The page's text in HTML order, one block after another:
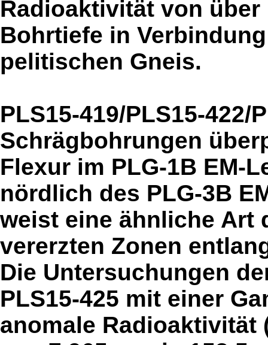
Radioaktivität von über
Bohrtiefe in
pelitischen Gneis.
PLS15-419/PLS15-422/
Schrägbohrungen
Flexur im PLG-1B EM-
nördlich des PLG-3B
weist eine ähnliche Art
vererzten Zonen
Die Untersuchungen
PLS15-425 mit einer
anomale Radioaktivität